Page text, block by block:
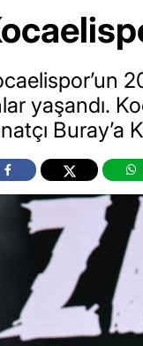
yaşandı.
Buray’a